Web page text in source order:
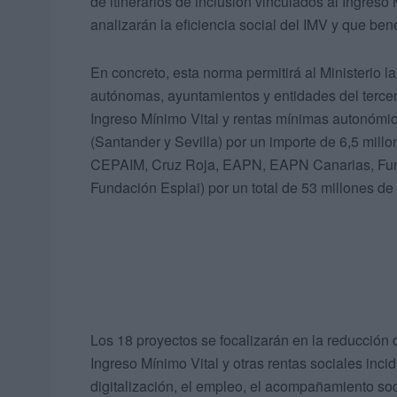
analizarán la eficiencia social del IMV y que
En concreto, esta norma permitirá al Ministerio
autónomas, ayuntamientos y entidades del
Ingreso Mínimo Vital y rentas mínimas
(Santander y Sevilla) por un importe de 6,5
CEPAIM, Cruz Roja, EAPN, EAPN Canarias,
Fundación Esplai) por un total de 53 millones
Los 18 proyectos se focalizarán en la
Ingreso Mínimo Vital y otras rentas sociales
digitalización, el empleo, el acompañamiento